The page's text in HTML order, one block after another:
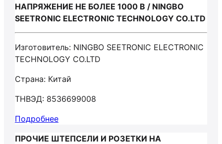
НАПРЯЖЕНИЕ НЕ БОЛЕЕ 1000 В / NINGBO
SEETRONIC ELECTRONIC TECHNOLOGY CO.LTD
Изготовитель: NINGBO SEETRONIC ELECTRONIC
TECHNOLOGY CO.LTD
Страна: Китай
ТНВЭД: 8536699008
Подробнее
ПРОЧИЕ ШТЕПСЕЛИ И РОЗЕТКИ НА